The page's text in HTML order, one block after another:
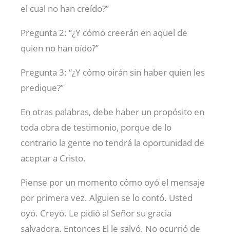
el cual no han creído?”
Pregunta 2: “¿Y cómo creerán en aquel de
quien no han oído?”
Pregunta 3: “¿Y cómo oirán sin haber quien les
predique?”
En otras palabras, debe haber un propósito en
toda obra de testimonio, porque de lo
contrario la gente no tendrá la oportunidad de
aceptar a Cristo.
Piense por un momento cómo oyó el mensaje
por primera vez. Alguien se lo contó. Usted
oyó. Creyó. Le pidió al Señor su gracia
salvadora. Entonces El le salvó. No ocurrió de